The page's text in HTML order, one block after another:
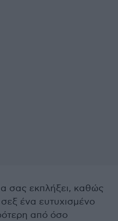
σας εκπλήξει, καθώς
ένα ευτυχισμένο
από όσο